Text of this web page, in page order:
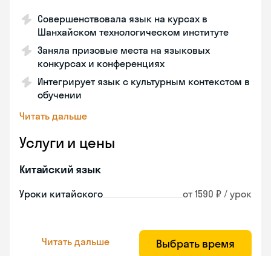
Совершенствовала язык на курсах в
Шанхайском технологическом институте
Заняла призовые места на языковых
конкурсах и конференциях
Интегрирует язык с культурным контекстом в
обучении
Читать дальше
Услуги и цены
Китайский язык
Уроки китайского от 1590 ₽ / урок
Читать дальше Выбрать время